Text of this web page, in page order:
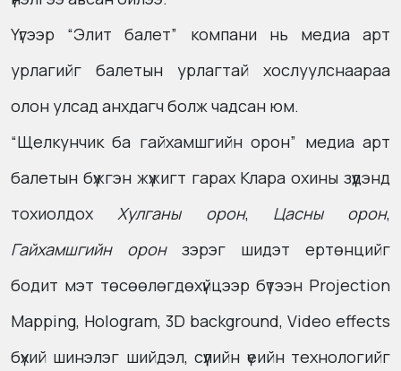
Үүгээр “Элит балет” компани нь медиа арт
урлагийг балетын урлагтай хослуулснаараа
олон улсад анхдагч болж чадсан юм.
“Щелкунчик ба гайхамшгийн орон” медиа арт
балетын бүжгэн жүжигт гарах Клара охины зүүдэнд
тохиолдохХулганы орон, Цасны орон,
Гайхамшгийн оронзэрэг шидэт ертөнцийг
бодит мэт төсөөлөгдөхүйцээр бүтээн Projection
Mapping, Hologram, 3D background, Video effects
бүхий шинэлэг шийдэл, сүүлийн үеийн технологийг